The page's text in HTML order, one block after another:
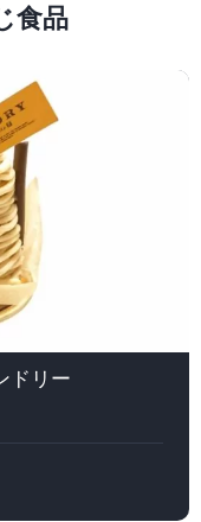
食品
ドリー